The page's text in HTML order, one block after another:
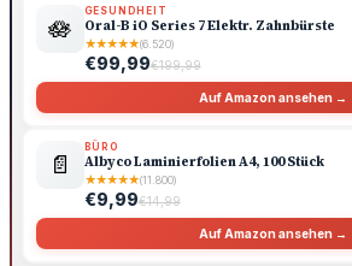
🪷
GESUNDHEIT
Oral-B iO Series 7 Elektr. Zahnbürste
★★★★★(6.520)
€99,99€199,99
Auf Amazon ansehen →
📄
BÜRO
Albyco Laminierfolien A4, 100 Stück
★★★★★(11.800)
€9,99€14,99
Auf Amazon ansehen →